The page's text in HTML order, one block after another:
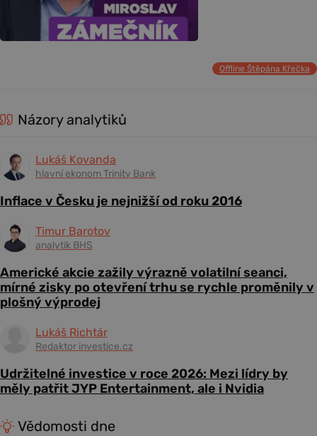
Offline Štěpána Křečka
Názory analytiků
Lukáš Kovanda
hlavní ekonom Trinity Bank
Inflace v Česku je nejnižší od roku 2016
Timur Barotov
analytik BHS
Americké akcie zažily výrazně volatilní seanci,
mírné zisky po otevření trhu se rychle proměnily v
plošný výprodej
Lukáš Richtár
Redaktor investice.cz
Udržitelné investice v roce 2026: Mezi lídry by
měly patřit JYP Entertainment, ale i Nvidia
Vědomosti dne